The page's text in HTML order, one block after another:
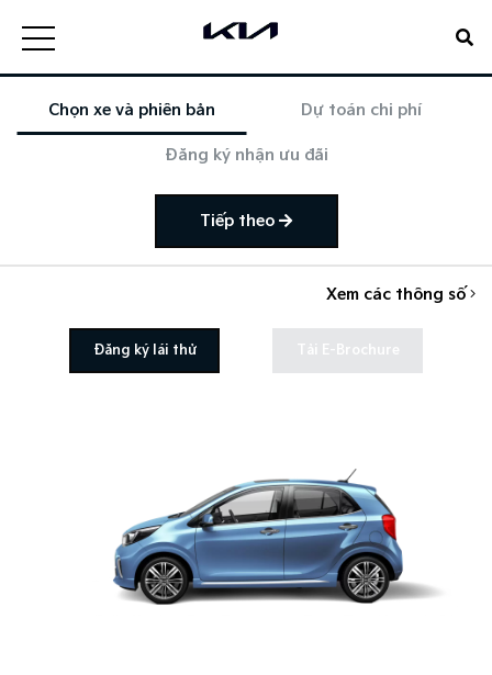
Chọn xe và phiên bản Dự toán chi phí
Đăng ký nhận ưu đãi
Tiếp theo
Xem các thông số
Đăng ký lái thử Tải E-Brochure